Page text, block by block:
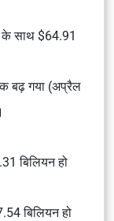
के साथ $64.91
बढ़ गया (अप्रैल
बिलियन हो
बिलियन हो